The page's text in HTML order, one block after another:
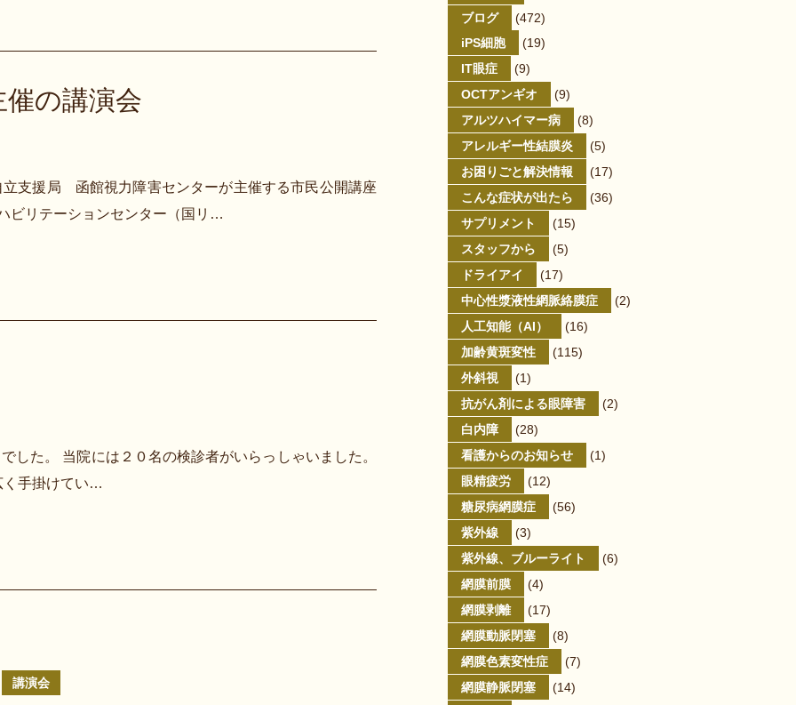
の講演会
支援局 函館視力障害センターが主催する市民公開講座
ビリテーションセンター（国リ…
した。 当院には２０名の検診者がいらっしゃいました。
く手掛けてい…
講演会
ブログ
(472)
iPS細胞
(19)
IT眼症
(9)
OCTアンギオ
(9)
アルツハイマー病
(8)
アレルギー性結膜炎
(5)
お困りごと解決情報
(17)
こんな症状が出たら
(36)
サプリメント
(15)
スタッフから
(5)
ドライアイ
(17)
中心性漿液性網脈絡膜症
(2)
人工知能（AI）
(16)
加齢黄斑変性
(115)
外斜視
(1)
抗がん剤による眼障害
(2)
白内障
(28)
看護からのお知らせ
(1)
眼精疲労
(12)
糖尿病網膜症
(56)
紫外線
(3)
紫外線、ブルーライト
(6)
網膜前膜
(4)
網膜剥離
(17)
網膜動脈閉塞
(8)
網膜色素変性症
(7)
網膜静脈閉塞
(14)